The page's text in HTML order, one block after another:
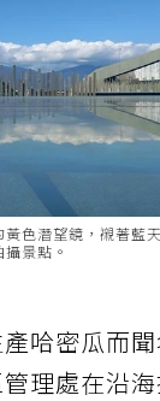
色潛望鏡，襯著藍
景點。
哈密瓜而
理處在沿